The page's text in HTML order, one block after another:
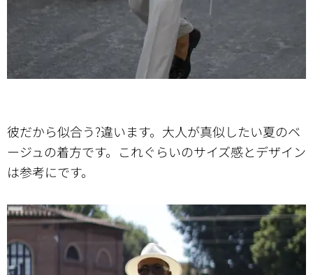
彼だから似合う?違います。大人が真似したい夏のベ
ージュの着方です。これぐらいのサイズ感とデザイン
は参考にです。